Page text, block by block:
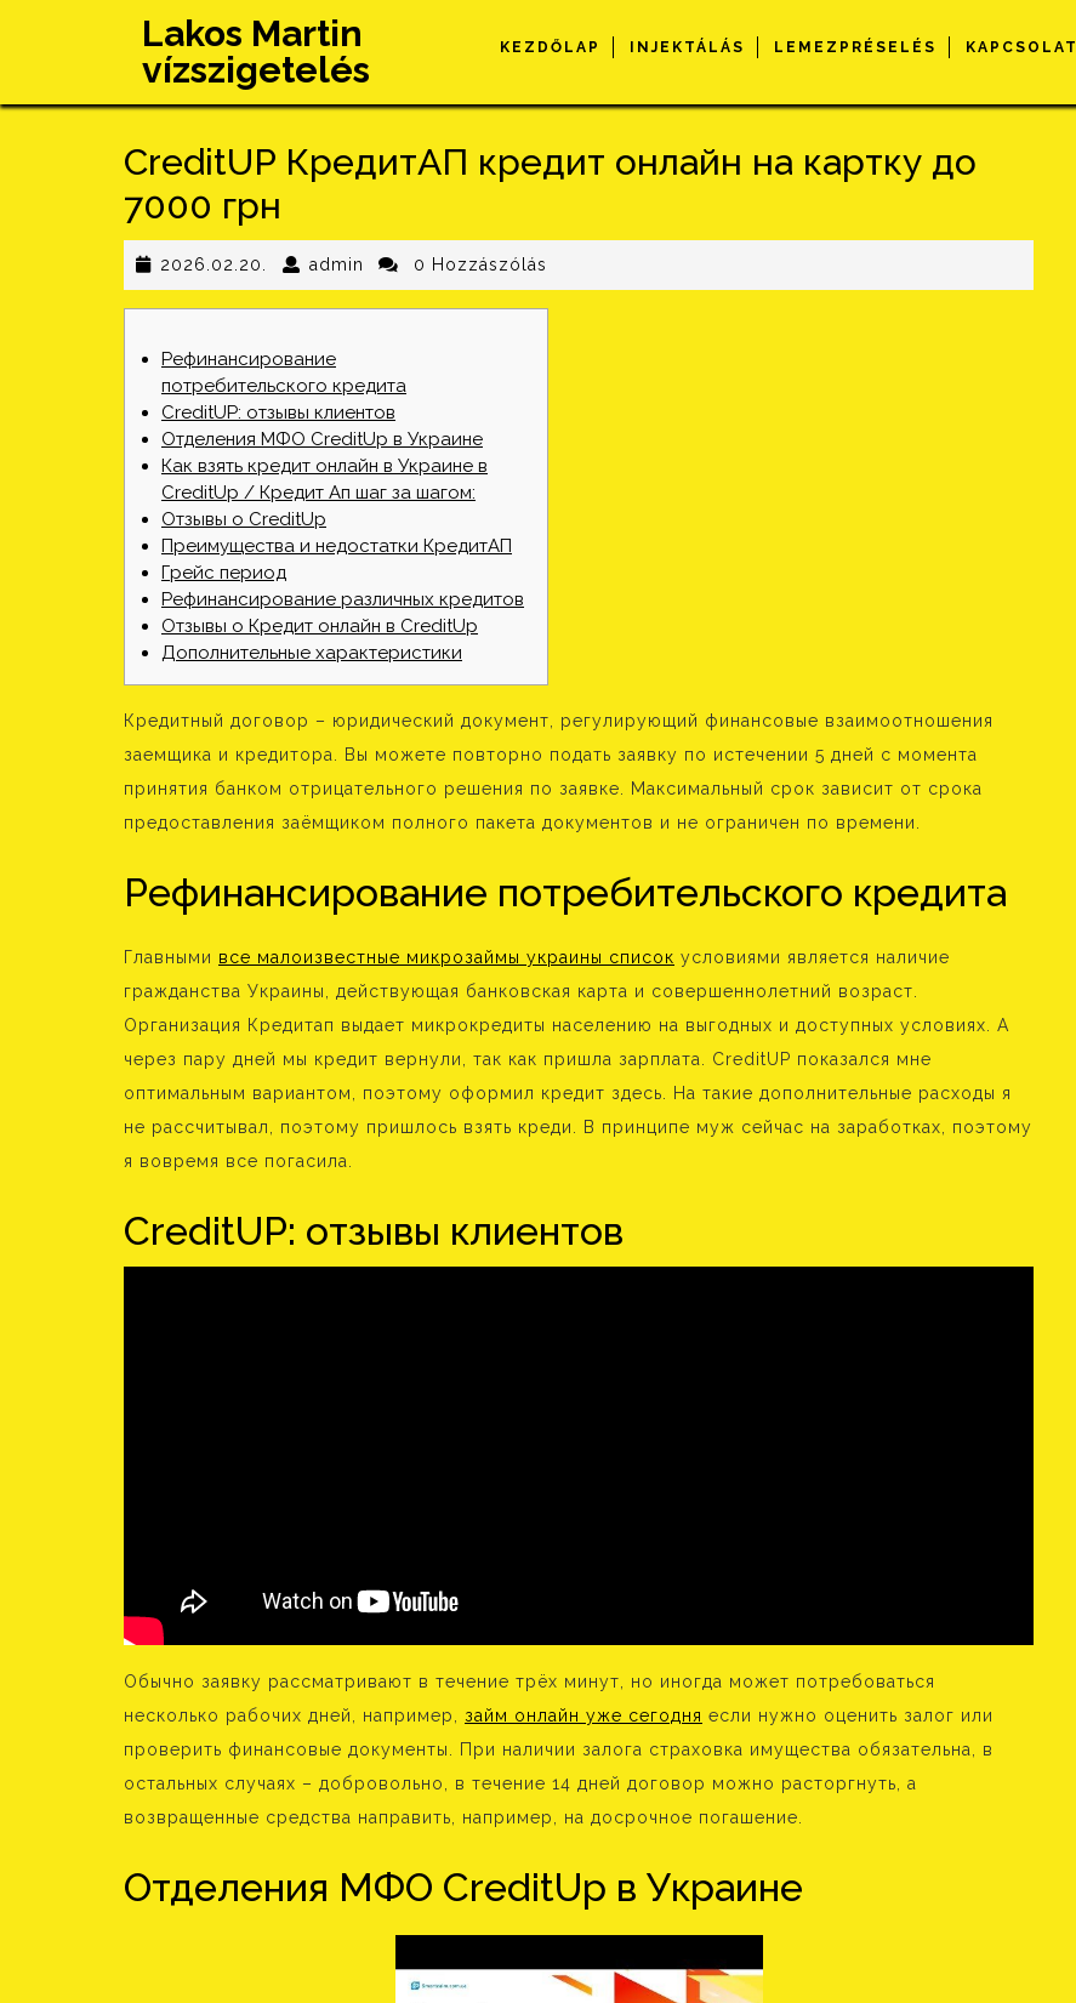
Lakos Martin
vízszigetelés
KEZDŐLAP INJEKTÁLÁS LEMEZPRÉSELÉS KAPCSOLAT
CreditUP КредитАП кредит онлайн на картку до
7000 грн
2026.02.20. 2026.02.20.
admin admin0 Hozzászólás
Рефинансирование
потребительского кредита
CreditUP: отзывы клиентов
Отделения МФО CreditUp в Украине
Как взять кредит онлайн в Украине в
CreditUp / Кредит Ап шаг за шагом:
Отзывы о CreditUp
Преимущества и недостатки КредитАП
Грейс период
Рефинансирование различных кредитов
Отзывы о Кредит онлайн в CreditUp
Дополнительные характеристики
Кредитный договор – юридический документ, регулирующий финансовые взаимоотношения
заемщика и кредитора. Вы можете повторно подать заявку по истечении 5 дней с момента
принятия банком отрицательного решения по заявке. Максимальный срок зависит от срока
предоставления заёмщиком полного пакета документов и не ограничен по времени.
Рефинансирование потребительского кредита
Главными все малоизвестные микрозаймы украины список условиями является наличие
гражданства Украины, действующая банковская карта и совершеннолетний возраст.
Организация Кредитап выдает микрокредиты населению на выгодных и доступных условиях. А
через пару дней мы кредит вернули, так как пришла зарплата. CreditUP показался мне
оптимальным вариантом, поэтому оформил кредит здесь. На такие дополнительные расходы я
не рассчитывал, поэтому пришлось взять креди. В принципе муж сейчас на заработках, поэтому
я вовремя все погасила.
CreditUP: отзывы клиентов
Обычно заявку рассматривают в течение трёх минут, но иногда может потребоваться
несколько рабочих дней, например, займ онлайн уже сегодня если нужно оценить залог или
проверить финансовые документы. При наличии залога страховка имущества обязательна, в
остальных случаях – добровольно, в течение 14 дней договор можно расторгнуть, а
возвращенные средства направить, например, на досрочное погашение.
Отделения МФО CreditUp в Украине